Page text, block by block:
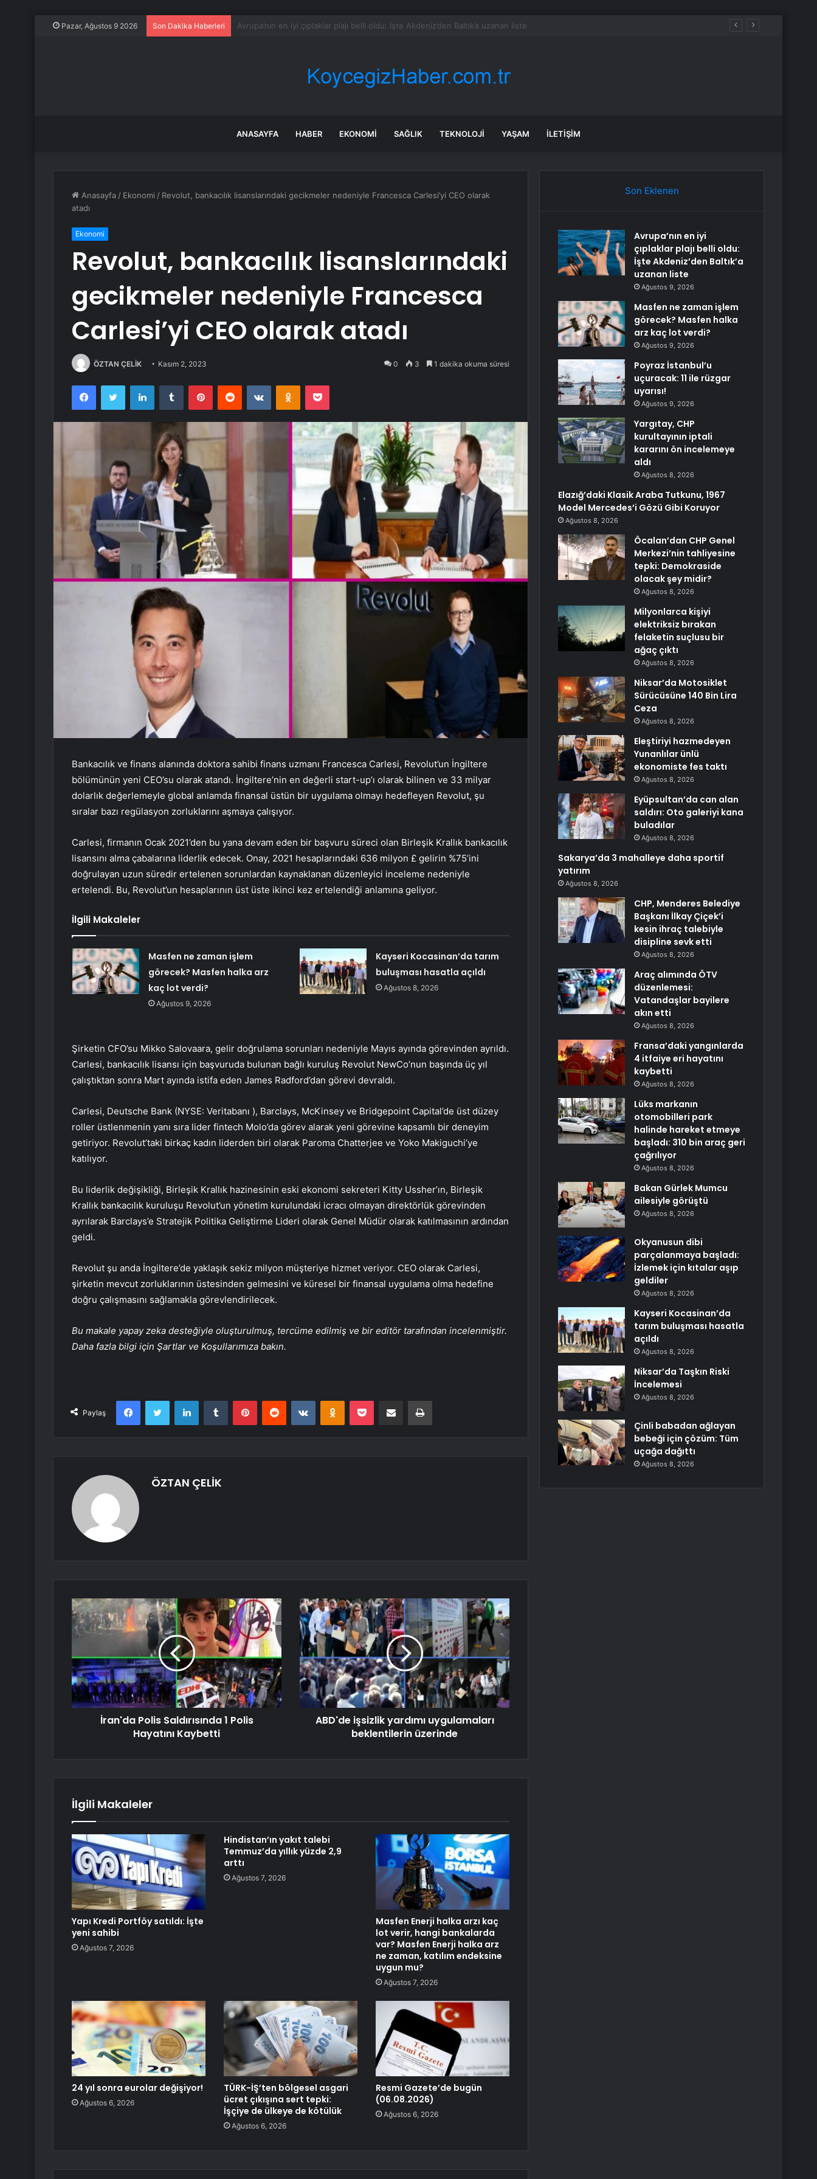
Pazar, Ağustos 9 2026 Son Dakika Haberleri Masfen ne zaman işlem görecek? Masfen halka arz kaç lot verdi?
ANASAYFA HABER EKONOMI SAĞLIK TEKNOLOJI YAŞAM İLETIŞIM
Anasayfa / Ekonomi / Revolut, bankacılık lisanslarındaki gecikmeler nedeniyle Francesca Carlesi’yi CEO olarak
atadı
Ekonomi
Revolut, bankacılık lisanslarındaki
gecikmeler nedeniyle Francesca
Carlesi’yi CEO olarak atadı
ÖZTAN ÇELİK Kasım 2, 2023 0 3 1 dakika okuma süresi
FacebookTwitter LinkedInTumblr PinterestReddit VKontakteOdnoklassniki
Pocket
Bankacılık ve finans alanında doktora sahibi finans uzmanı Francesca Carlesi, Revolut’un İngiltere
bölümünün yeni CEO’su olarak atandı. İngiltere’nin en değerli start-up’ı olarak bilinen ve 33 milyar
dolarlık değerlemeyle global anlamda finansal üstün bir uygulama olmayı hedefleyen Revolut, şu
sıralar bazı regülasyon zorluklarını aşmaya çalışıyor.
Carlesi, firmanın Ocak 2021’den bu yana devam eden bir başvuru süreci olan Birleşik Krallık bankacılık
lisansını alma çabalarına liderlik edecek. Onay, 2021 hesaplarındaki 636 milyon £ gelirin %75’ini
doğrulayan uzun süredir ertelenen sorunlardan kaynaklanan düzenleyici inceleme nedeniyle
ertelendi. Bu, Revolut’un hesaplarının üst üste ikinci kez ertelendiği anlamına geliyor.
İlgili Makaleler
Masfen ne zaman işlem
görecek? Masfen halka arz
kaç lot verdi?
Ağustos 9, 2026
Kayseri Kocasinan’da tarım
buluşması hasatla açıldı
Ağustos 8, 2026
Şirketin CFO’su Mikko Salovaara, gelir doğrulama sorunları nedeniyle Mayıs ayında görevinden ayrıldı.
Carlesi, bankacılık lisansı için başvuruda bulunan bağlı kuruluş Revolut NewCo’nun başında üç yıl
çalıştıktan sonra Mart ayında istifa eden James Radford’dan görevi devraldı.
Carlesi, Deutsche Bank (NYSE: Veritabanı ), Barclays, McKinsey ve Bridgepoint Capital’de üst düzey
roller üstlenmenin yanı sıra lider fintech Molo’da görev alarak yeni görevine kapsamlı bir deneyim
getiriyor. Revolut’taki birkaç kadın liderden biri olarak Paroma Chatterjee ve Yoko Makiguchi’ye
katılıyor.
Bu liderlik değişikliği, Birleşik Krallık hazinesinin eski ekonomi sekreteri Kitty Ussher’ın, Birleşik
Krallık bankacılık kuruluşu Revolut’un yönetim kurulundaki icracı olmayan direktörlük görevinden
ayrılarak Barclays’e Stratejik Politika Geliştirme Lideri olarak Genel Müdür olarak katılmasının ardından
geldi.
Revolut şu anda İngiltere’de yaklaşık sekiz milyon müşteriye hizmet veriyor. CEO olarak Carlesi,
şirketin mevcut zorluklarının üstesinden gelmesini ve küresel bir finansal uygulama olma hedefine
doğru çalışmasını sağlamakla görevlendirilecek.
Bu makale yapay zeka desteğiyle oluşturulmuş, tercüme edilmiş ve bir editör tarafından incelenmiştir.
Daha fazla bilgi için Şartlar ve Koşullarımıza bakın.
Paylaş
FacebookTwitter LinkedInTumblr PinterestReddit VKontakteOdnoklassniki
Pocket E-Posta ile paylaş Yazdır
ÖZTAN ÇELİK
İran'da Polis Saldırısında 1 Polis
Hayatını Kaybetti
ABD'de işsizlik yardımı uygulamaları
beklentilerin üzerinde
İlgili Makaleler
Yapı Kredi Portföy satıldı: İşte
yeni sahibi
Ağustos 7, 2026
Hindistan’ın yakıt talebi
Temmuz’da yıllık yüzde 2,9
arttı
Ağustos 7, 2026
Masfen Enerji halka arzı kaç
lot verir, hangi bankalarda
var? Masfen Enerji halka arz
ne zaman, katılım endeksine
uygun mu?
Ağustos 7, 2026
24 yıl sonra eurolar değişiyor!
Ağustos 6, 2026
TÜRK-İŞ’ten bölgesel asgari
ücret çıkışına sert tepki:
İşçiye de ülkeye de kötülük
Ağustos 6, 2026
Resmi Gazete’de bugün
(06.08.2026)
Ağustos 6, 2026
Son Eklenen
Avrupa’nın en iyi
çıplaklar plajı belli oldu:
İşte Akdeniz’den Baltık’a
uzanan liste
Ağustos 9, 2026
Masfen ne zaman işlem
görecek? Masfen halka
arz kaç lot verdi?
Ağustos 9, 2026
Poyraz İstanbul’u
uçuracak: 11 ile rüzgar
uyarısı!
Ağustos 9, 2026
Yargıtay, CHP
kurultayının iptali
kararını ön incelemeye
aldı
Ağustos 8, 2026
Elazığ’daki Klasik Araba Tutkunu, 1967
Model Mercedes’i Gözü Gibi Koruyor
Ağustos 8, 2026
Öcalan’dan CHP Genel
Merkezi’nin tahliyesine
tepki: Demokraside
olacak şey midir?
Ağustos 8, 2026
Milyonlarca kişiyi
elektriksiz bırakan
felaketin suçlusu bir
ağaç çıktı
Ağustos 8, 2026
Niksar’da Motosiklet
Sürücüsüne 140 Bin Lira
Ceza
Ağustos 8, 2026
Eleştiriyi hazmedeyen
Yunanlılar ünlü
ekonomiste fes taktı
Ağustos 8, 2026
Eyüpsultan’da can alan
saldırı: Oto galeriyi kana
buladılar
Ağustos 8, 2026
Sakarya’da 3 mahalleye daha sportif
yatırım
Ağustos 8, 2026
CHP, Menderes Belediye
Başkanı İlkay Çiçek’i
kesin ihraç talebiyle
disipline sevk etti
Ağustos 8, 2026
Araç alımında ÖTV
düzenlemesi:
Vatandaşlar bayilere
akın etti
Ağustos 8, 2026
Fransa’daki yangınlarda
4 itfaiye eri hayatını
kaybetti
Ağustos 8, 2026
Lüks markanın
otomobilleri park
halinde hareket etmeye
başladı: 310 bin araç geri
çağrılıyor
Ağustos 8, 2026
Bakan Gürlek Mumcu
ailesiyle görüştü
Ağustos 8, 2026
Okyanusun dibi
parçalanmaya başladı:
İzlemek için kıtalar aşıp
geldiler
Ağustos 8, 2026
Kayseri Kocasinan’da
tarım buluşması hasatla
açıldı
Ağustos 8, 2026
Niksar’da Taşkın Riski
İncelemesi
Ağustos 8, 2026
Çinli babadan ağlayan
bebeği için çözüm: Tüm
uçağa dağıttı
Ağustos 8, 2026